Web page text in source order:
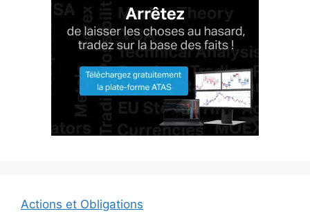
Actions et Obligations